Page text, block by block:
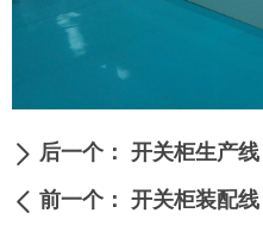
ꄴ 前一个： 开关柜装配线
ꄲ 后一个： 开关柜生产线